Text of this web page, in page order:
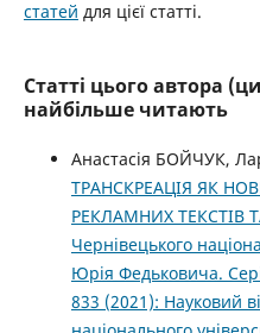
статей для цієї статті.
Статті цього автора
найбільше читають
Анастасія БОЙЧУК,
ТРАНСКРЕАЦІЯ ЯК
РЕКЛАМНИХ ТЕКСТІВ
Чернівецького
Юрія Федьковича.
833 (2021): Науковий